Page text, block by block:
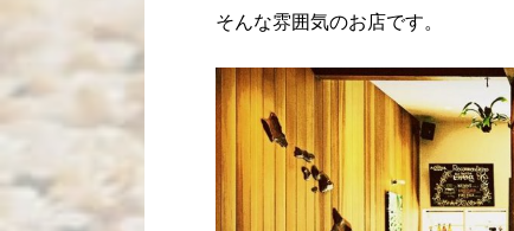
そんな雰囲気のお店です。